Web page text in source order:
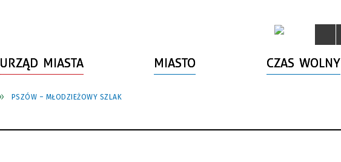
URZĄD MIASTA MIASTO CZAS WOLNY
PSZÓW – MŁODZIEŻOWY SZLAK